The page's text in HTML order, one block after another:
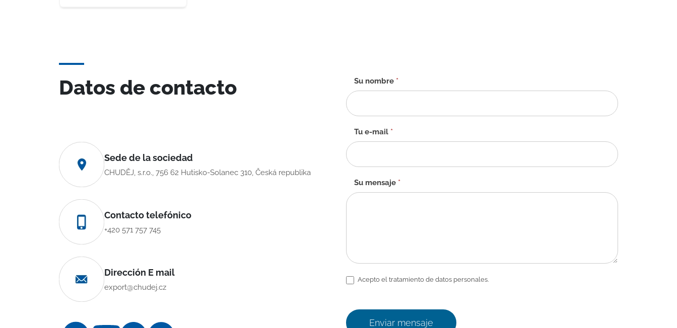
Datos de contacto
Sede de la sociedad
CHUDĚJ, s.r.o., 756 62 Hutisko-Solanec 310, Česká republika
Contacto telefónico
+420 571 757 745
Dirección E mail
export@chudej.cz
Formulario
de
contacto
-
Su nombre *
Tu e-mail *
Su mensaje *
Acepto el tratamiento de datos personales.
Enviar mensaje